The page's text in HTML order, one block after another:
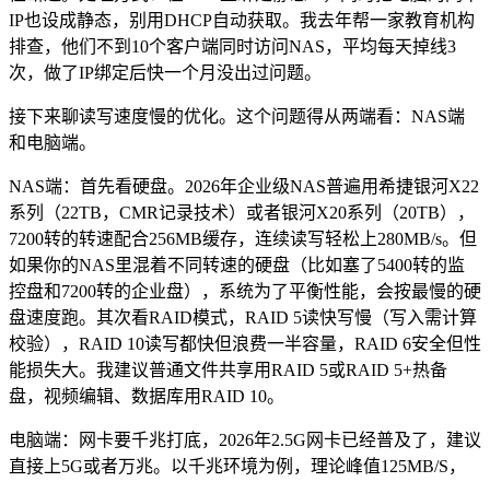
IP也设成静态，别用DHCP自动获取。我去年帮一家教育机构
排查，他们不到10个客户端同时访问NAS，平均每天掉线3
次，做了IP绑定后快一个月没出过问题。
接下来聊读写速度慢的优化。这个问题得从两端看：NAS端
和电脑端。
NAS端：首先看硬盘。2026年企业级NAS普遍用希捷银河X22
系列（22TB，CMR记录技术）或者银河X20系列（20TB），
7200转的转速配合256MB缓存，连续读写轻松上280MB/s。但
如果你的NAS里混着不同转速的硬盘（比如塞了5400转的监
控盘和7200转的企业盘），系统为了平衡性能，会按最慢的硬
盘速度跑。其次看RAID模式，RAID 5读快写慢（写入需计算
校验），RAID 10读写都快但浪费一半容量，RAID 6安全但性
能损失大。我建议普通文件共享用RAID 5或RAID 5+热备
盘，视频编辑、数据库用RAID 10。
电脑端：网卡要千兆打底，2026年2.5G网卡已经普及了，建议
直接上5G或者万兆。以千兆环境为例，理论峰值125MB/S，